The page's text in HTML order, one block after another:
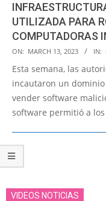
UTILIZADA PARA
COMPUTADORAS
2023-
03-
13
ON: MARCH 13, 2023 IN:
Esta semana, las
incautaron un
vender software
software permitió a
VIDEOS NOTICIAS